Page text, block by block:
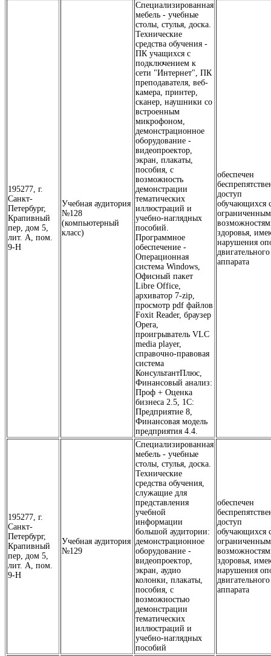
195277, г.
Санкт-
Петербург,
Крапивный
пер, дом 5,
лит. А, пом.
9-Н
Учебная аудитория
№128
(компьютерный
класс)
Специализированная
мебель - учебные
столы, стулья, доска.
Технические
средства обучения -
ПК учащихся с
подключением к
сети "Интернет", ПК
преподавателя, веб-
камера, принтер,
сканер, наушники со
встроенным
микрофоном,
демонстрационное
оборудование -
видеопроектор,
экран, плакаты,
пособия, с
возможность
демонстрации
тематических
иллюстраций и
учебно-наглядных
пособий.
Программное
обеспечение -
Операционная
система Windows,
Офисный пакет
Libre Office,
архиватор 7-zip,
просмотр pdf файлов
Foxit Reader, браузер
Opera,
проигрыватель VLC
media player,
справочно-правовая
система
КонсультантПлюс,
Финансовый анализ:
Проф + Оценка
бизнеса 2.5, 1С:
Предприятие 8,
Финансовая модель
предприятия 4.4.
обеспечен
доступ
обучающихся
здоровья,
нарушения
двигательного
аппарата
195277, г.
Санкт-
Петербург,
Крапивный
пер, дом 5,
лит. А, пом.
9-Н
Учебная аудитория
№129
Специализированная
мебель - учебные
столы, стулья, доска.
Технические
средства обучения,
служащие для
представления
учебной
информации
большой аудитории:
демонстрационное
оборудование -
видеопроектор,
экран, аудио
колонки, плакаты,
пособия, с
возможностью
демонстрации
тематических
иллюстраций и
учебно-наглядных
пособий
обеспечен
доступ
обучающихся
здоровья,
нарушения
двигательного
аппарата